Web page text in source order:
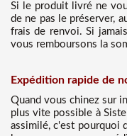
Si le produit livré ne
de ne pas le préserver,
frais de renvoi. Si
vous remboursons la
Expédition rapide de
Quand vous chinez sur
plus vite possible à
assimilé, c'est pourquoi